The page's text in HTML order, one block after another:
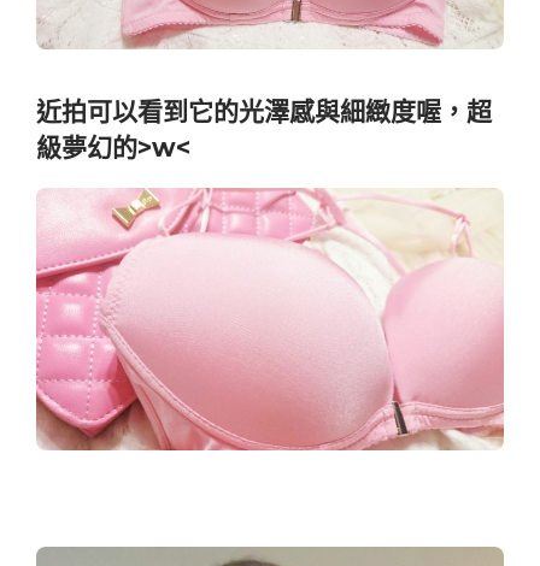
近拍可以看到它的光澤感與細緻度喔，超
級夢幻的>w<